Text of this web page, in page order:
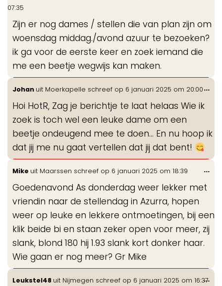
07:35
Zijn er nog dames / stellen die van plan zijn om
woensdag middag./avond azuur te bezoeken?
ik ga voor de eerste keer en zoek iemand die
me een beetje wegwijs kan maken.
Johan uit Moerkapelle schreef op 6 januari 2025 om 20:00
Hoi HotR, Zag je berichtje te laat helaas Wie ik
zoek is toch wel een leuke dame om een
beetje ondeugend mee te doen... En nu hoop ik
dat jij me nu gaat vertellen dat jij dat bent!
...
Mike uit Maarssen schreef op 6 januari 2025 om 18:39
Goedenavond As donderdag weer lekker met
vriendin naar de stellendag in Azurra, hopen
weer op leuke en lekkere ontmoetingen, bij een
klik beide bi en staan zeker open voor meer, zij
slank, blond 180 hij 1.93 slank kort donker haar.
Wie gaan er nog meer? Gr Mike
...
Leukstel48 uit Nijmegen schreef op 6 januari 2025 om 16:37
...